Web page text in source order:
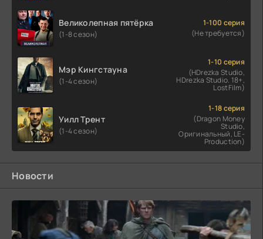
Великолепная пятёрка
(1-8 сезон)
1-100 серия
(Не требуется)
Мэр Кингстауна
(1-4 сезон)
1-10 серия
(HDrezka Studio,
HDrezka Studio. 18+,
LostFilm)
Уилл Трент
(1-4 сезон)
1-18 серия
(Dragon Money
Studio,
Оригинальный, LE-
Production)
Новости